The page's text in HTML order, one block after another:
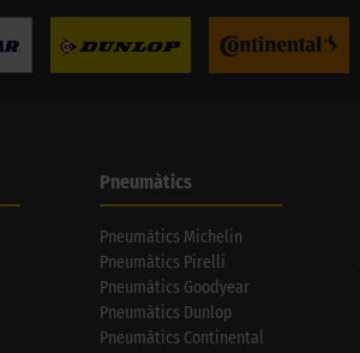
Pneumàtics
Pneumàtics Michelin
Pneumàtics Pirelli
Pneumàtics Goodyear
Pneumàtics Dunlop
Pneumàtics Continental